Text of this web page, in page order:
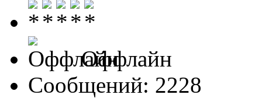
Оффлайн
Сообщений: 2228